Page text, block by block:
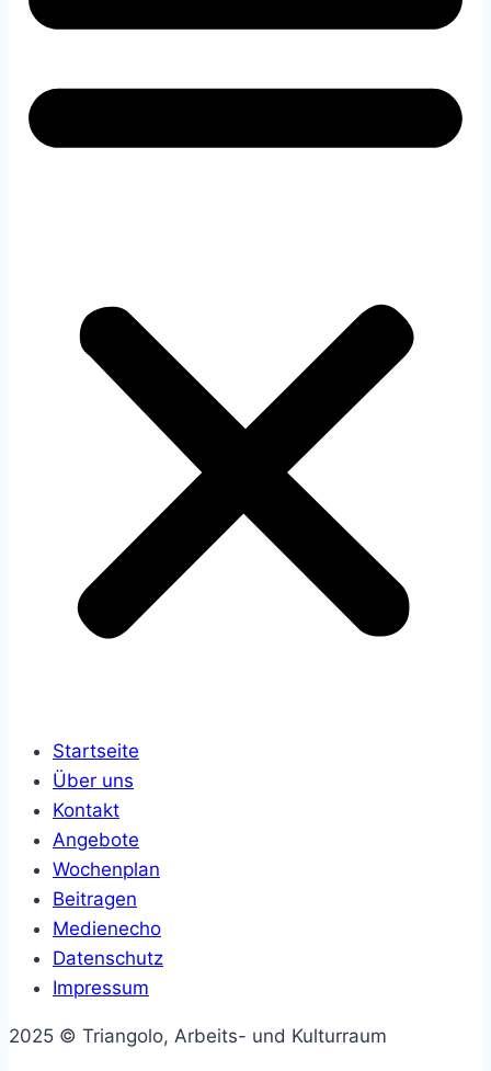
Startseite
Über uns
Kontakt
Angebote
Wochenplan
Beitragen
Medienecho
Datenschutz
Impressum
2025 © Triangolo, Arbeits- und Kulturraum